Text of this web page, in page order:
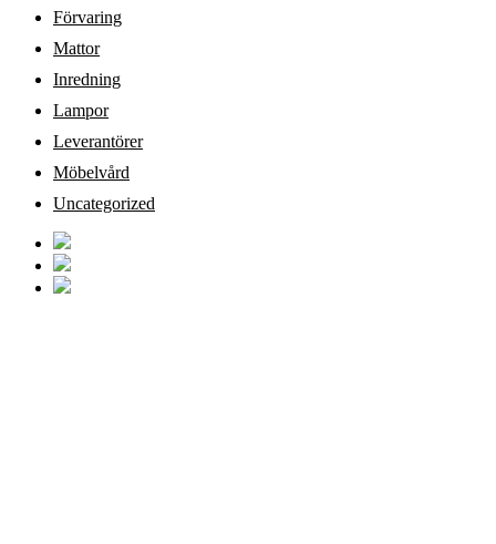
Förvaring
Mattor
Inredning
Lampor
Leverantörer
Möbelvård
Uncategorized